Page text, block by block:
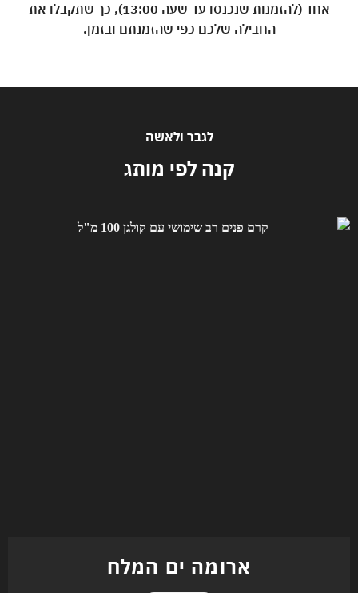
אחד (להזמנות שנכנסו עד שעה 13:00), כך שתקבלו את
החבילה שלכם כפי שהזמנתם ובזמן.
לגבר ולאשה
קנה לפי מותג
ארומה ים המלח